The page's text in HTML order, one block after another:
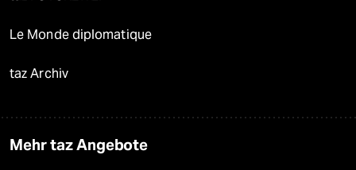
Le Monde diplomatique
taz Archiv
Mehr taz Angebote